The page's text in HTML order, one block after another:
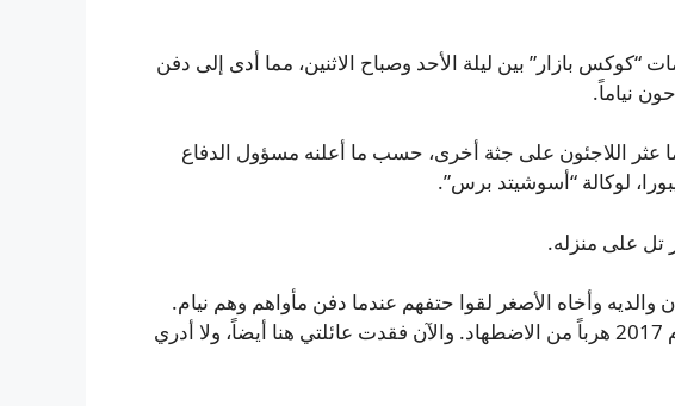
“كوكس بازار” بين ليلة الأحد وصباح الاثنين، مما أدى إلى دفن
نياماً.
عثر اللاجئون على جثة أخرى، حسب ما أعلنه مسؤول الدفاع
لوكالة “أسوشيتد برس”.
تل على منزله.
وأخاه الأصغر لقوا حتفهم عندما دفن مأواهم وهم نيام.
وقال لوكالة “رويترز”: “هربنا من ميانمار عام 2017 هرباً من الاضطهاد. والآن فقدت عائلتي هنا أيضاً، ولا أدري